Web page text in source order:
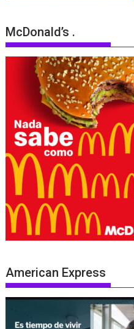
McDonald’s .
American Express